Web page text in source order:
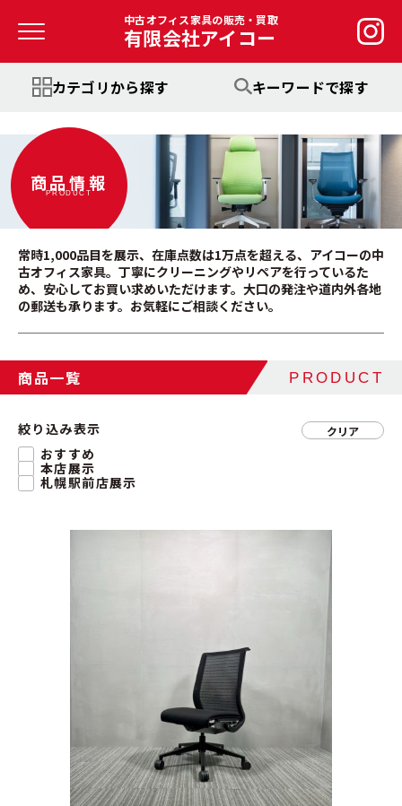
中古オフィス家具の販売・買取
有限会社アイコー
カテゴリから探す キーワードで探す
商品情報
PRODUCT
常時1,000品目を展示、在庫点数は1万点を超える、アイコーの中
古オフィス家具。丁寧にクリーニングやリペアを行っているた
め、安心してお買い求めいただけます。大口の発注や道内外各地
の郵送も承ります。お気軽にご相談ください。
商品一覧 PRODUCT
絞り込み表示
おすすめ
本店展示
札幌駅前店展示
クリア